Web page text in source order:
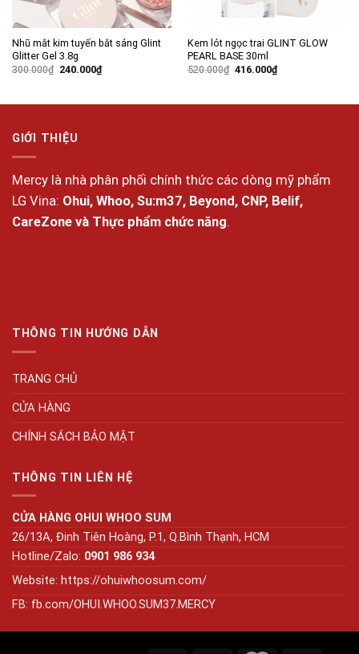
Nhũ mắt kim tuyến bắt sáng Glint
Glitter Gel 3.8g
300.000₫ Giá
240.000₫Giá
hiện
240.000₫.
Kem lót ngọc trai GLINT GLOW
PEARL BASE 30ml
520.000₫ Giá
416.000₫Giá
hiện
416.000₫.
GIỚI THIỆU
Mercy là nhà phân phối chính thức các dòng mỹ phẩm
LG Vina: Ohui, Whoo, Su:m37, Beyond, CNP, Belif,
CareZone và Thực phẩm chức năng.
THÔNG TIN HƯỚNG DẪN
TRANG CHỦ
CỬA HÀNG
CHÍNH SÁCH BẢO MẬT
THÔNG TIN LIÊN HỆ
CỬA HÀNG OHUI WHOO SUM
26/13A, Đinh Tiên Hoàng, P.1, Q.Bình Thạnh, HCM
Hotline/Zalo: 0901 986 934
Website: https://ohuiwhoosum.com/
FB: fb.com/OHUI.WHOO.SUM37.MERCY